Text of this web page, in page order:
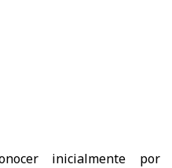
inicialmente por